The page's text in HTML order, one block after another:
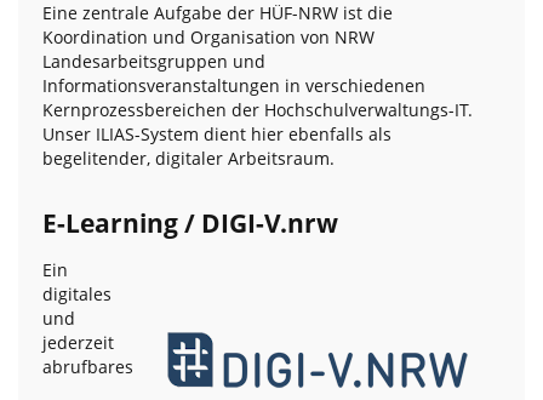
Eine zentrale Aufgabe der HÜF-NRW ist die
Koordination und Organisation von NRW
Landesarbeitsgruppen und
Informationsveranstaltungen in verschiedenen
Kernprozessbereichen der Hochschulverwaltungs-IT.
Unser ILIAS-System dient hier ebenfalls als
begelitender, digitaler Arbeitsraum.
E-Learning / DIGI-V.nrw
Ein
digitales
und
jederzeit
abrufbares